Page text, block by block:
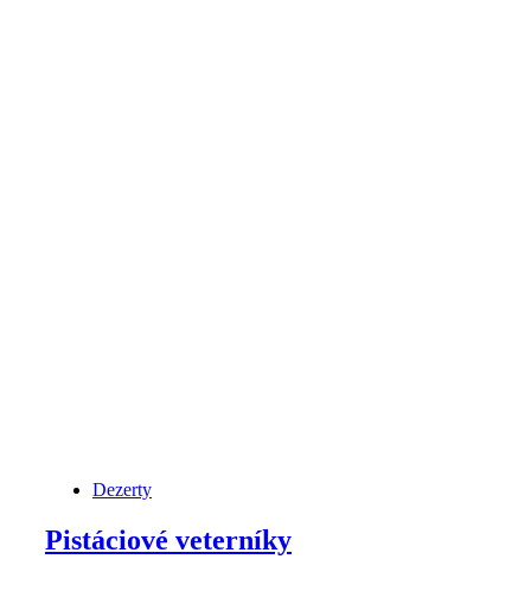
Dezerty
Pistáciové veterníky